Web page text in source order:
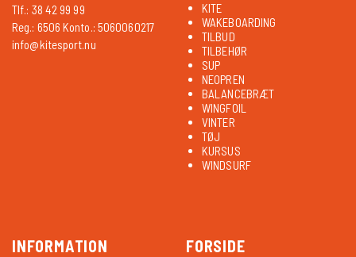
Tlf.: 38 42 99 99
Reg.: 6506 Konto.: 5060060217
info@kitesport.nu
KITE
WAKEBOARDING
TILBUD
TILBEHØR
SUP
NEOPREN
BALANCEBRÆT
WINGFOIL
VINTER
TØJ
KURSUS
WINDSURF
INFORMATION FORSIDE